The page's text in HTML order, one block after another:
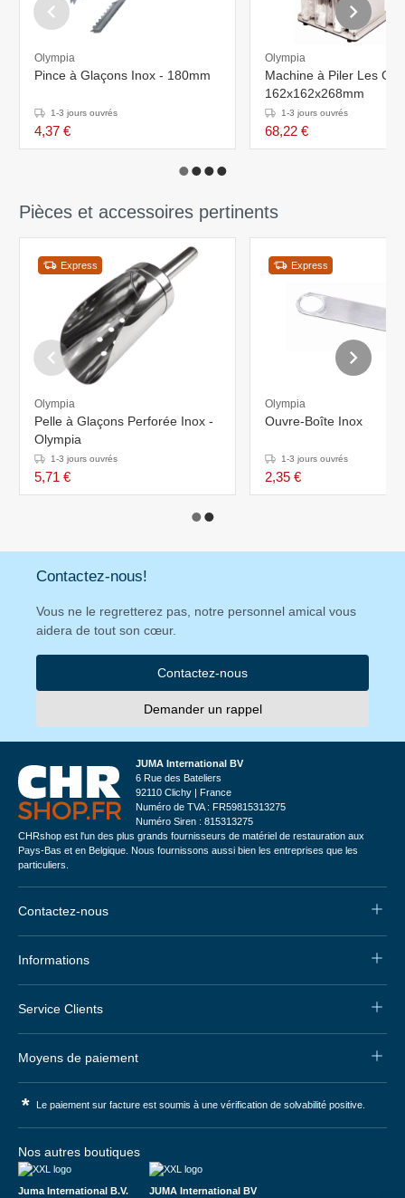
Olympia
Pince à Glaçons Inox - 180mm
1-3 jours ouvrés
4,37 €
Olympia
Machine à Piler Les
162x162x268mm
1-3 jours ouvrés
68,22 €
Pièces et accessoires pertinents
Express
Olympia
Pelle à Glaçons Perforée Inox -
Olympia
1-3 jours ouvrés
5,71 €
Express
Olympia
Ouvre-Boîte Inox
1-3 jours ouvrés
2,35 €
Contactez-nous!
Vous ne le regretterez pas, notre personnel amical vous
aidera de tout son cœur.
Contactez-nous
Demander un rappel
JUMA International BV
6 Rue des Bateliers
92110 Clichy | France
Numéro de TVA : FR59815313275
Numéro Siren : 815313275
CHRshop est l'un des plus grands fournisseurs de matériel de restauration aux
Pays-Bas et en Belgique. Nous fournissons aussi bien les entreprises que les
particuliers.
Contactez-nous
Informations
Service Clients
Moyens de paiement
* Le paiement sur facture est soumis à une vérification de solvabilité positive.
Nos autres boutiques
Juma International B.V. JUMA International BV